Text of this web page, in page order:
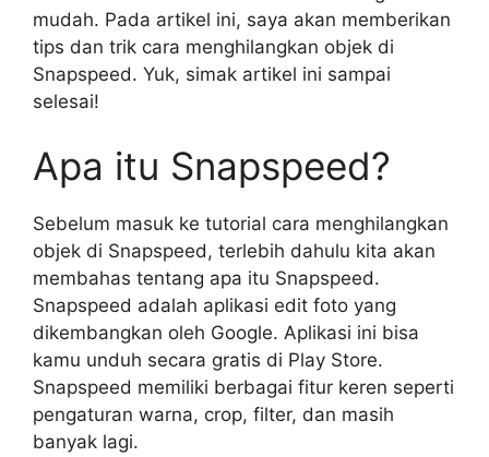
mudah. Pada artikel ini, saya akan memberikan
tips dan trik cara menghilangkan objek di
Snapspeed. Yuk, simak artikel ini sampai
selesai!
Apa itu Snapspeed?
Sebelum masuk ke tutorial cara menghilangkan
objek di Snapspeed, terlebih dahulu kita akan
membahas tentang apa itu Snapspeed.
Snapspeed adalah aplikasi edit foto yang
dikembangkan oleh Google. Aplikasi ini bisa
kamu unduh secara gratis di Play Store.
Snapspeed memiliki berbagai fitur keren seperti
pengaturan warna, crop, filter, dan masih
banyak lagi.